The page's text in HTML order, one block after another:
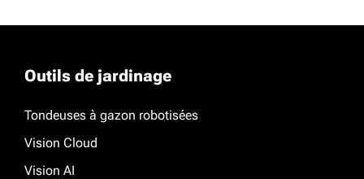
Outils de jardinage
Tondeuses à gazon robotisées
Vision Cloud
Vision AI